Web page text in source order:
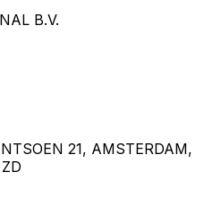
B.V.
21, AMSTERDAM,